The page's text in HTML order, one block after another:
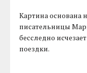
Картина основана
писательницы
бесследно
поездки.